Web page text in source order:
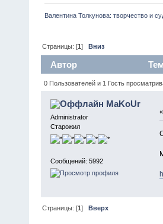
Валентина Толкунова: творчество и
Страницы: [1]Вниз
Автор
0 Пользователей и 1 Гость
MaKoUr
Administrator
Старожил
Сообщений: 5992
«
Страницы: [1]Вверх